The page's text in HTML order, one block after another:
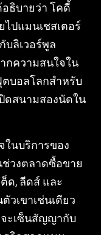
ธิบายว่า โคดี้
ปแมนเชสเตอร์
บลิเวอร์พูล
กความสนใจใน
บอลโลกสําหรับ
ดสนามสองนัดใน
ในบริการของ
วงตลาดซื้อขาย
ด, ลีดส์ และ
วเขาเช่นเดียว
จะเซ็นสัญญากับ